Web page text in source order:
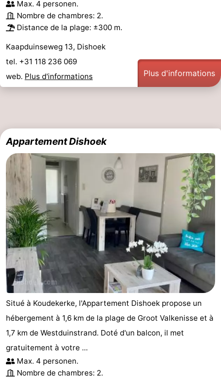
Max. 4 personen.
Nombre de chambres: 2.
Distance de la plage: ±300 m.
Kaapduinseweg 13, Dishoek
tel. +31 118 236 069
web. Plus d'informations Plus d'informations
Appartement Dishoek
Situé à Koudekerke, l'Appartement Dishoek propose un
hébergement à 1,6 km de la plage de Groot Valkenisse et à
1,7 km de Westduinstrand. Doté d'un balcon, il met
gratuitement à votre ...
Max. 4 personen.
Nombre de chambres: 2.